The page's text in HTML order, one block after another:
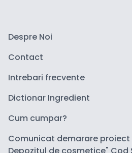
Despre Noi
Contact
Intrebari frecvente
Dictionar Ingredient
Cum cumpar?
Comunicat demarare proiect